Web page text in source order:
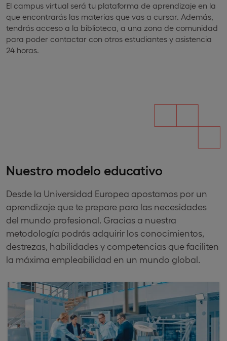
El campus virtual será tu plataforma de aprendizaje en la
que encontrarás las materias que vas a cursar. Además,
tendrás acceso a la biblioteca, a una zona de comunidad
para poder contactar con otros estudiantes y asistencia
24 horas.
Nuestro modelo educativo
Desde la Universidad Europea apostamos por un
aprendizaje que te prepare para las necesidades
del mundo profesional. Gracias a nuestra
metodología podrás adquirir los conocimientos,
destrezas, habilidades y competencias que faciliten
la máxima empleabilidad en un mundo global.